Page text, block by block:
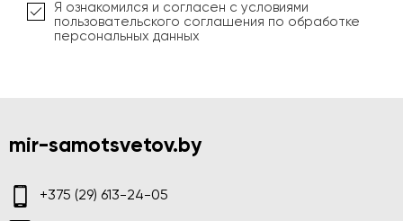
Я ознакомился и согласен с условиями
пользовательского соглашения по обработке
персональных данных
mir-samotsvetov.by
+375 (29) 613-24-05